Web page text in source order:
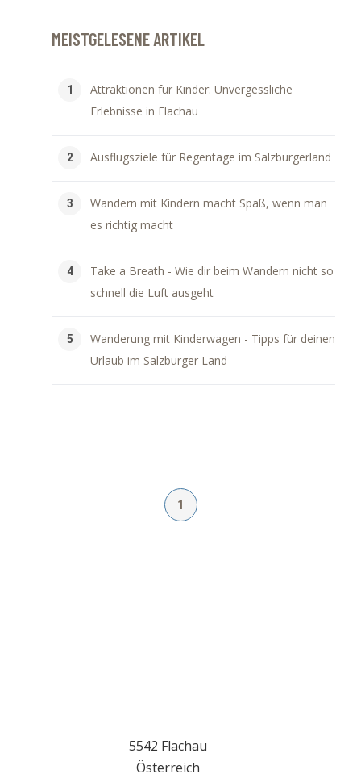
MEISTGELESENE ARTIKEL
Attraktionen für Kinder: Unvergessliche
Erlebnisse in Flachau
Ausflugsziele für Regentage im Salzburgerland
Wandern mit Kindern macht Spaß, wenn man
es richtig macht
Take a Breath - Wie dir beim Wandern nicht so
schnell die Luft ausgeht
Wanderung mit Kinderwagen - Tipps für deinen
Urlaub im Salzburger Land
1
5542 Flachau
Österreich